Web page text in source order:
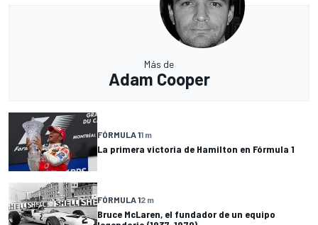
Más de
Adam Cooper
FÓRMULA 11 m
La primera victoria de Hamilton en Fórmula 1
FÓRMULA 12 m
Bruce McLaren, el fundador de un equipo